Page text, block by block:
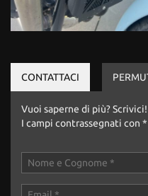
CONTATTACI
Vuoi saperne di più? Scrivici!
I campi contrassegnati con